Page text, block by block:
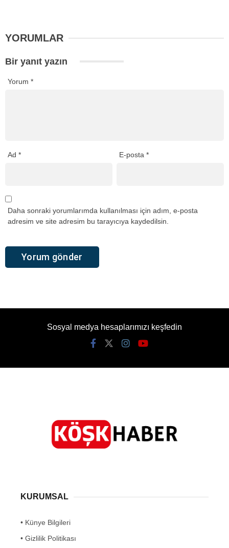
YORUMLAR
Bir yanıt yazın
Yorum *
Ad * E-posta*
Daha sonraki yorumlarımda kullanılması için adım, e-posta
adresim ve site adresim bu tarayıcıya kaydedilsin.
Sosyal medya hesaplarımızı keşfedin
KURUMSAL
• Künye Bilgileri
• Gizlilik Politikası